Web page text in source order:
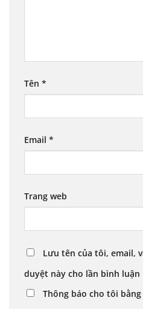
Tên *
Email *
Trang web
Lưu tên của tôi, email,
duyệt này cho lần bình luận
Thông báo cho tôi